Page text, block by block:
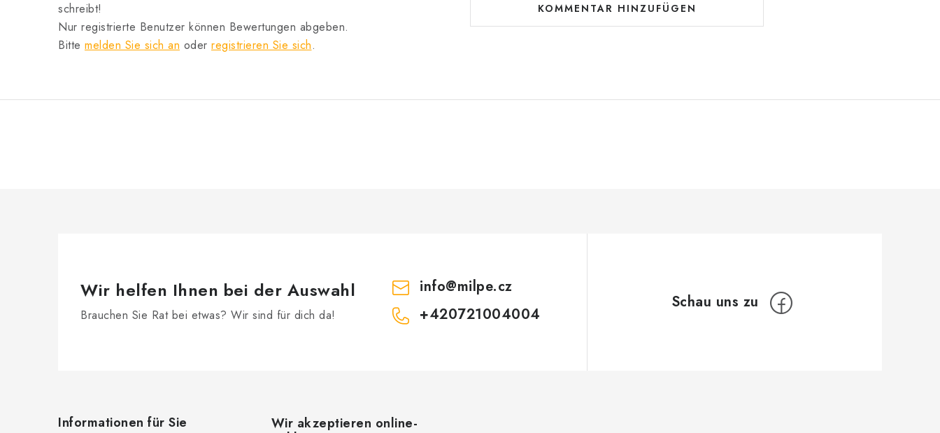
schreibt!
Nur registrierte Benutzer können Bewertungen abgeben.
Bitte melden Sie sich an oder registrieren Sie sich.
KOMMENTAR HINZUFÜGEN
Wir helfen Ihnen bei der Auswahl
Brauchen Sie Rat bei etwas? Wir sind für dich da!
info@milpe.cz
+420721004004
Informationen für Sie
Wir akzeptieren online-